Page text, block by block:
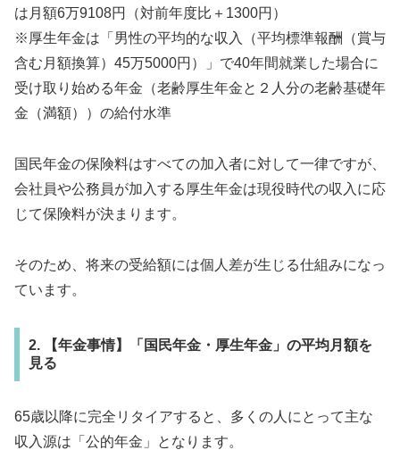
は月額6万9108円（対前年度比＋1300円）
※厚生年金は「男性の平均的な収入（平均標準報酬（賞与
含む月額換算）45万5000円）」で40年間就業した場合に
受け取り始める年金（老齢厚生年金と２人分の老齢基礎年
金（満額））の給付水準
国民年金の保険料はすべての加入者に対して一律ですが、
会社員や公務員が加入する厚生年金は現役時代の収入に応
じて保険料が決まります。
そのため、将来の受給額には個人差が生じる仕組みになっ
ています。
2. 【年金事情】「国民年金・厚生年金」の平均月額を
見る
65歳以降に完全リタイアすると、多くの人にとって主な
収入源は「公的年金」となります。